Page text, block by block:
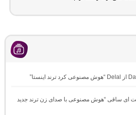
ای ساقی “هوش مصنوعی با صدای زن ترند جدید